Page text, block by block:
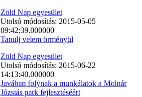
Zöld Nap egyesület
Utolsó módosítás: 2015-05-05
09:42:39.000000
Tanulj velem örményül
Zöld Nap egyesület
Utolsó módosítás: 2015-06-22
14:13:40.000000
Javában folynak a munkálatok a Molnár
Józsiás park fejlesztéséért